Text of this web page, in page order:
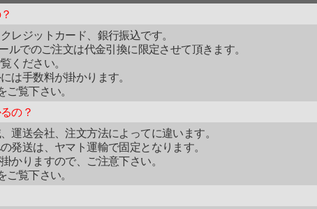
レジットカード、銀行振込です。
ルでのご注文は代金引換に限定させて頂きます。
ください。
は手数料が掛かります。
ご覧下さい。
の？
運送会社、注文方法によってに違います。
発送は、ヤマト運輸で固定となります。
かりますので、ご注意下さい。
ご覧下さい。